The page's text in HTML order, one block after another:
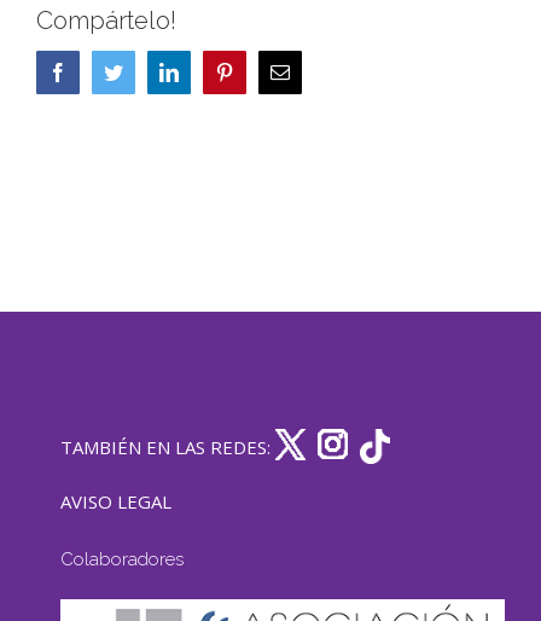
Compártelo!
FacebookTwitterLinkedIn PinterestCorreo
electrónico
TAMBIÉN EN LAS REDES:
AVISO LEGAL
Colaboradores